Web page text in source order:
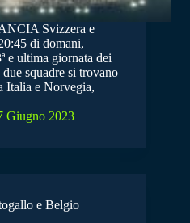
Svizzera e
di domani,
e ultima giornata dei
squadre si trovano
Italia e Norvegia,
Giugno 2023
e Belgio